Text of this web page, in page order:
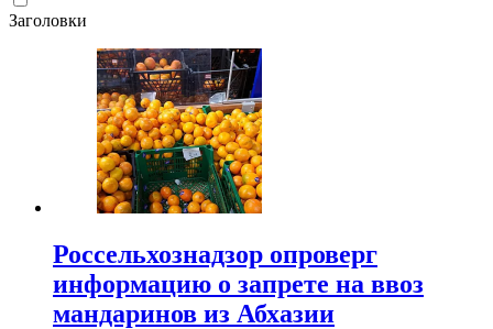
Заголовки
Россельхознадзор опроверг
информацию о запрете на ввоз
мандаринов из Абхазии